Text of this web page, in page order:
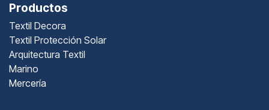
Productos
Textil Decora
Textil Protección Solar
Arquitectura Textil
Marino
Mercería